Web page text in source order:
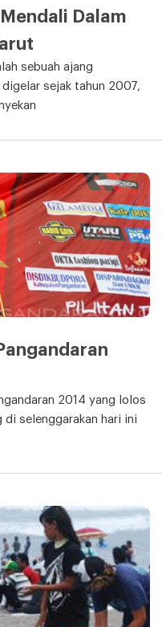
Dalam
sebuah ajang
sejak tahun 2007,
2014 yang lolos
di selenggarakan hari ini